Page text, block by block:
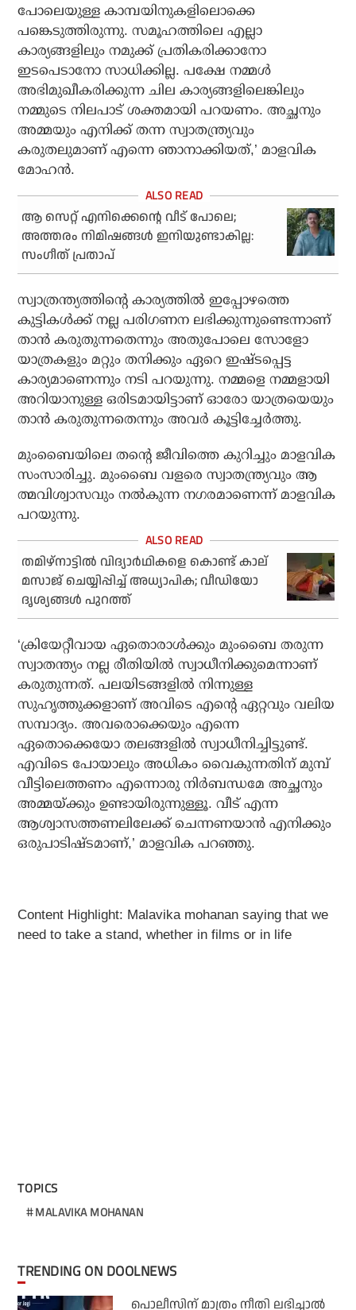
പോലെയുള്ള കാമ്പയിനുകളിലൊക്കെ
പങ്കെടുത്തിരുന്നു. സമൂഹത്തിലെ എല്ലാ
കാര്യങ്ങളിലും നമുക്ക് പ്രതികരിക്കാനോ
ഇടപെടാനോ സാധിക്കില്ല. പക്ഷേ നമ്മള്‍
അഭിമുഖീകരിക്കുന്ന ചില കാര്യങ്ങളിലെങ്കിലും
നമ്മുടെ നിലപാട് ശക്തമായി പറയണം. അച്ഛനും
അമ്മയും എനിക്ക് തന്ന സ്വാതന്ത്ര്യവും
കരുതലുമാണ് എന്നെ ഞാനാക്കിയത്,’ മാളവിക
മോഹന്‍.
ആ സെറ്റ് എനിക്കെന്റെ വീട് പോലെ;
അത്തരം നിമിഷങ്ങള്‍ ഇനിയുണ്ടാകില്ല:
സംഗീത് പ്രതാപ്
സ്വാത്രന്ത്യത്തിന്റെ കാര്യത്തില്‍ ഇപ്പോഴത്തെ
കുട്ടികള്‍ക്ക് നല്ല പരിഗണന ലഭിക്കുന്നുണ്ടെന്നാണ്
താന്‍ കരുതുന്നതെന്നും അതുപോലെ സോളോ
യാത്രകളും മറ്റും തനിക്കും ഏറെ ഇഷ്ടപ്പെട്ട
കാര്യമാണെന്നും നടി പറയുന്നു. നമ്മളെ നമ്മളായി
അറിയാനുള്ള ഒരിടമായിട്ടാണ് ഓരോ യാത്രയെയും
താന്‍ കരുതുന്നതെന്നും അവര്‍ കൂട്ടിച്ചേര്‍ത്തു.
മുംബൈയിലെ തന്റെ ജീവിത്തെ കുറിച്ചും മാളവിക
സംസാരിച്ചു. മുംബൈ വളരെ സ്വാതന്ത്ര്യവും ആ
ത്മവിശ്വാസവും നല്‍കുന്ന നഗരമാണെന്ന് മാളവിക
പറയുന്നു.
തമിഴ്‌നാട്ടില്‍ വിദ്യാര്‍ഥികളെ കൊണ്ട് കാല്
മസാജ് ചെയ്യിപ്പിച്ച് അധ്യാപിക; വീഡിയോ
ദൃശ്യങ്ങള്‍ പുറത്ത്
‘ക്രിയേറ്റീവായ ഏതൊരാള്‍ക്കും മുംബൈ തരുന്ന
സ്വാതന്ത്യം നല്ല രീതിയില്‍ സ്വാധീനിക്കുമെന്നാണ്
കരുതുന്നത്. പലയിടങ്ങളില്‍ നിന്നുള്ള
സുഹൃത്തുക്കളാണ് അവിടെ എന്റെ ഏറ്റവും വലിയ
സമ്പാദ്യം. അവരൊക്കെയും എന്നെ
ഏതൊക്കെയോ തലങ്ങളില്‍ സ്വാധീനിച്ചിട്ടുണ്ട്.
എവിടെ പോയാലും അധികം വൈകുന്നതിന് മുമ്പ്
വീട്ടിലെത്തണം എന്നൊരു നിര്‍ബന്ധമേ അച്ഛനും
അമ്മയ്ക്കും ഉണ്ടായിരുന്നുള്ളൂ. വീട് എന്ന
ആശ്വാസത്തണലിലേക്ക് ചെന്നണയാന്‍ എനിക്കും
ഒരുപാടിഷ്ടമാണ്,’ മാളവിക പറഞ്ഞു.
Content Highlight: Malavika mohanan saying that we
need to take a stand, whether in films or in life
TOPICS
MALAVIKA MOHANAN
TRENDING ON DOOLNEWS
പൊലീസിന് മാത്രം നീതി ലഭിച്ചാല്‍